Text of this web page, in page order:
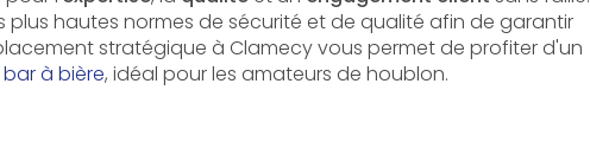
plus hautes normes de sécurité et de qualité afin de garantir
stratégique à Clamecy vous permet de profiter d'un
bar à bière, idéal pour les amateurs de houblon.